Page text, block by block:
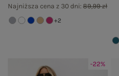
Najniższa cena z 30 dni:89,99 zł
+2
-22%